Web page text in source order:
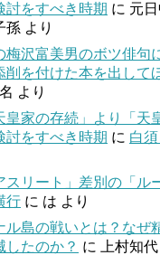
討をすべき時期 に 元
孫 より
梅沢富美男のボツ俳句
削を付けた本を出して
より
皇家の存続」より「天
討をすべき時期 に 白
スリート」差別の「ル
行 に は より
ル島の戦いとは？なぜ
したのか？ に 上村知代